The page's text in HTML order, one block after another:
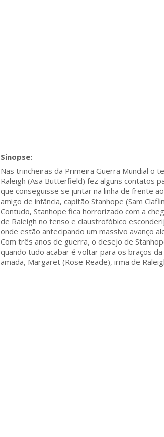
Nas trincheiras da Primeira Guerra Mundial o
Raleigh (Asa Butterfield) fez alguns contatos
que conseguisse se juntar na linha de frente
amigo de infância, capitão Stanhope (Sam
Contudo, Stanhope fica horrorizado com a
de Raleigh no tenso e claustrofóbico
onde estão antecipando um massivo avanço
Com três anos de guerra, o desejo de
quando tudo acabar é voltar para os braços da
amada, Margaret (Rose Reade), irmã de